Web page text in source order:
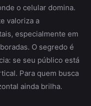
o celular domina.
valoriza a
especialmente em
O segredo é
se seu público está
Para quem busca
ainda brilha.